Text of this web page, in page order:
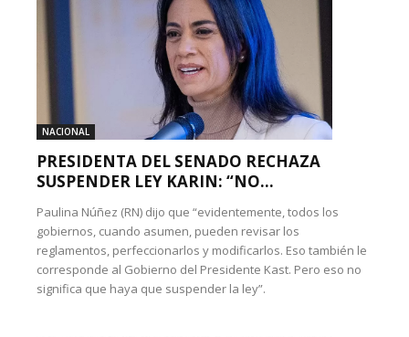
NACIONAL
PRESIDENTA DEL SENADO RECHAZA
SUSPENDER LEY KARIN: “NO...
Paulina Núñez (RN) dijo que “evidentemente, todos los
gobiernos, cuando asumen, pueden revisar los
reglamentos, perfeccionarlos y modificarlos. Eso también le
corresponde al Gobierno del Presidente Kast. Pero eso no
significa que haya que suspender la ley”.